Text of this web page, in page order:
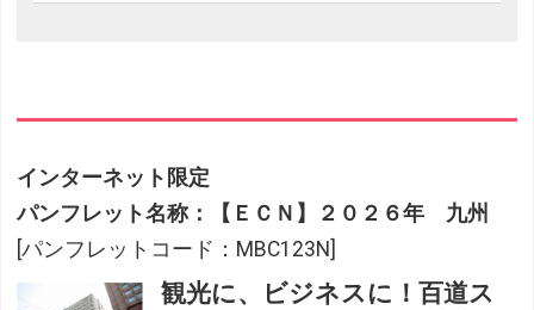
インターネット限定
パンフレット名称：【ＥＣＮ】２０２６年 九州
[パンフレットコード：MBC123N]
観光に、ビジネスに！百道ス